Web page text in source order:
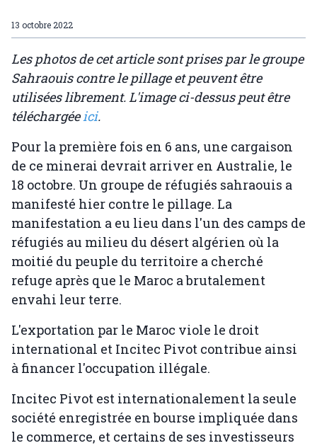
13 octobre 2022
Les photos de cet article sont prises par le groupe
Sahraouis contre le pillage et peuvent être
utilisées librement. L'image ci-dessus peut être
téléchargéeici.
Pour la première fois en 6 ans, une cargaison
de ce minerai devrait arriver en Australie, le
18 octobre. Un groupe de réfugiés sahraouis a
manifesté hier contre le pillage. La
manifestation a eu lieu dans l'un des camps de
réfugiés au milieu du désert algérien où la
moitié du peuple du territoire a cherché
refuge après que le Maroc a brutalement
envahi leur terre.
L'exportation par le Maroc viole le droit
international et Incitec Pivot contribue ainsi
à financer l'occupation illégale.
Incitec Pivot est internationalement la seule
société enregistrée en bourse impliquée dans
le commerce, et certains de ses investisseurs